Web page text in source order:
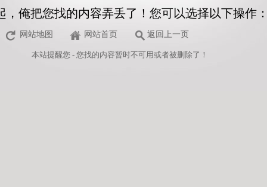
，俺把您找的内容弄丢了！您可以选择以下操作
网站地图 网站首页 返回上一页
本站提醒您 - 您找的内容暂时不可用或者被删除了！